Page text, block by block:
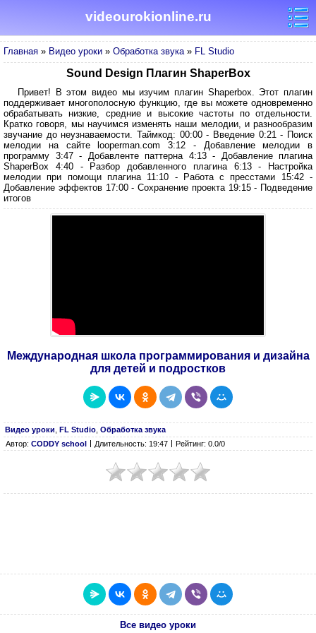
videourokionline.ru
Главная » Видео уроки » Обработка звука» FL Studio
Sound Design Плагин ShaperBox
Привет! В этом видео мы изучим плагин Shaperbox. Этот плагин
поддерживает многополосную функцию, где вы можете одновременно
обрабатывать низкие, средние и высокие частоты по отдельности.
Кратко говоря, мы научимся изменять наши мелодии, и разнообразим
звучание до неузнаваемости. Таймкод: 00:00 - Введение 0:21 - Поиск
мелодии на сайте looperman.com 3:12 - Добавление мелодии в
программу 3:47 - Добавленте паттерна 4:13 - Добавление плагина
ShaperBox 4:40 - Разбор добавленного плагина 6:13 - Настройка
мелодии при помощи плагина 11:10 - Работа с пресстами 15:42 -
Добавление эффектов 17:00 - Сохранение проекта 19:15 - Подведение
итогов
Международная школа программирования и дизайна
для детей и подростков
Видео уроки FL Studio Обработка звука
Автор: CODDY school Длительность: 19:47 Рейтинг: 0.0/0
Все видео уроки